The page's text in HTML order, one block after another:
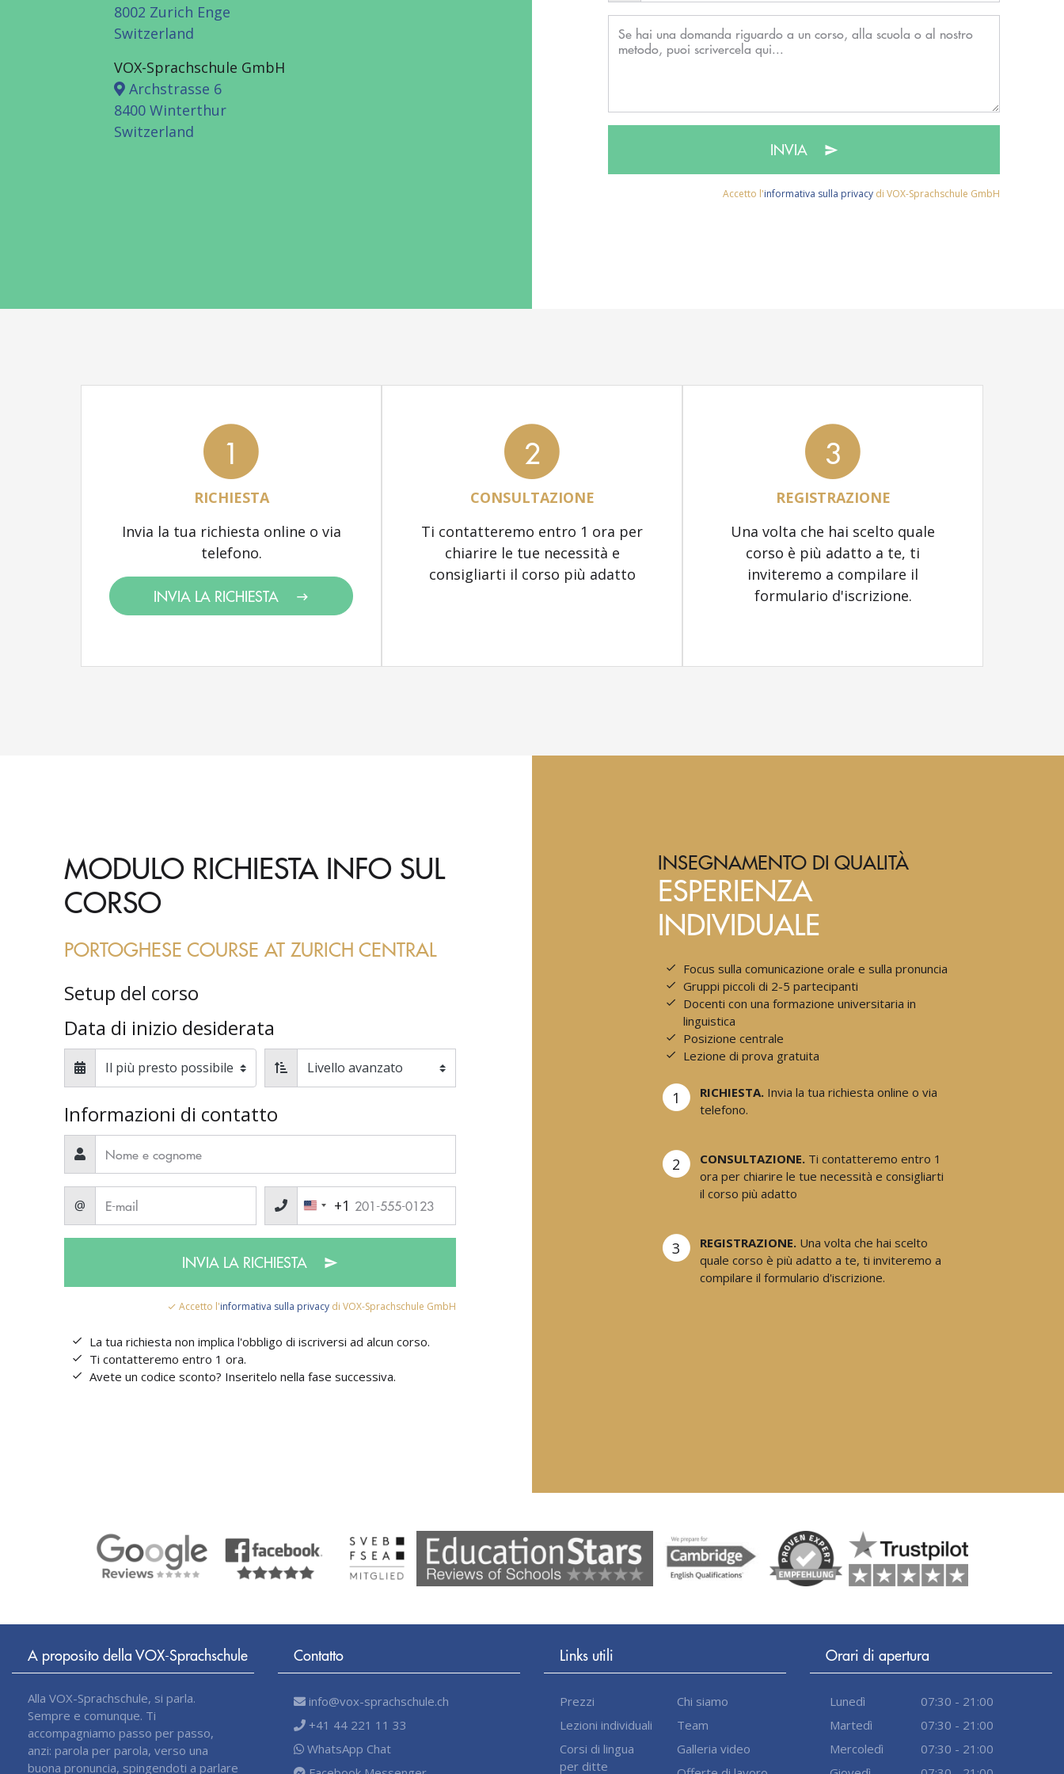
8002 Zurich Enge
Switzerland
VOX-Sprachschule GmbH
Archstrasse 6
8400 Winterthur
Switzerland
INVIA
Accetto l'informativa sulla privacy di VOX-Sprachschule GmbH
1
RICHIESTA
Invia la tua richiesta online o via
telefono.
INVIA LA RICHIESTA
2
CONSULTAZIONE
Ti contatteremo entro 1 ora per
chiarire le tue necessità e
consigliarti il corso più adatto
3
REGISTRAZIONE
Una volta che hai scelto quale
corso è più adatto a te, ti
inviteremo a compilare il
formulario d'iscrizione.
MODULO RICHIESTA INFO SUL
CORSO
PORTOGHESE COURSE AT ZURICH CENTRAL
Setup del corso
Data di inizio desiderata
Informazioni di contatto
@ +1
INVIA LA RICHIESTA
Accetto l'informativa sulla privacy di VOX-Sprachschule GmbH
La tua richiesta non implica l'obbligo di iscriversi ad alcun corso.
Ti contatteremo entro 1 ora.
Avete un codice sconto? Inseritelo nella fase successiva.
INSEGNAMENTO DI QUALITÀ
ESPERIENZA
INDIVIDUALE
Focus sulla comunicazione orale e sulla pronuncia
Gruppi piccoli di 2-5 partecipanti
Docenti con una formazione universitaria in
linguistica
Posizione centrale
Lezione di prova gratuita
1 RICHIESTA. Invia la tua richiesta online o via
telefono.
2 CONSULTAZIONE. Ti contatteremo entro 1
ora per chiarire le tue necessità e consigliarti
il corso più adatto
3 REGISTRAZIONE. Una volta che hai scelto
quale corso è più adatto a te, ti inviteremo a
compilare il formulario d'iscrizione.
A proposito della VOX-Sprachschule
Alla VOX-Sprachschule, si parla.
Sempre e comunque. Ti
accompagniamo passo per passo,
anzi: parola per parola, verso una
buona pronuncia, spingendoti a parlare
Contatto
info@vox-sprachschule.ch
+41 44 221 11 33
WhatsApp Chat
Links utili
Prezzi
Lezioni individuali
Corsi di lingua
per ditte
Chi siamo
Team
Galleria video
Orari di apertura
Lunedì
07:30 - 21:00
Martedì
07:30 - 21:00
Mercoledì
07:30 - 21:00